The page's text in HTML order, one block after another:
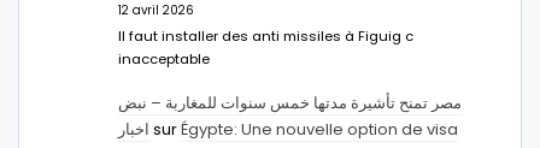
12 avril 2026
Il faut installer des anti missiles à Figuig c
inacceptable
مصر تمنح تأشيرة مدتها خمس سنوات للمغاربة – نبض
اخبار surÉgypte: Une nouvelle option de visa